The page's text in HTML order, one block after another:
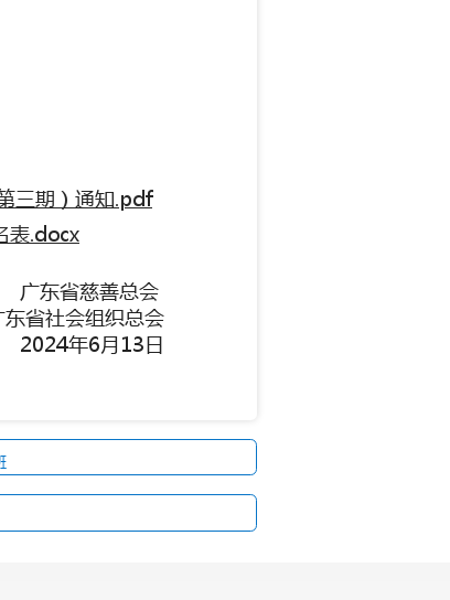
三期）通知.pdf
表.docx
广东省慈善总会
东省社会组织总会
2024年6月 13日